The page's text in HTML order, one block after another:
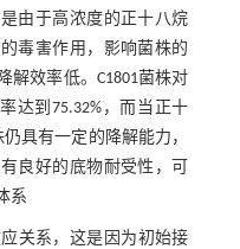
由于高浓度的正十八烷
毒害作用，影响菌株的
解效率低。C1801菌株对
达到75.32%，而当正十
具有一定的降解能力，
良好的底物耐受性，可
系
关系，这是因为初始接